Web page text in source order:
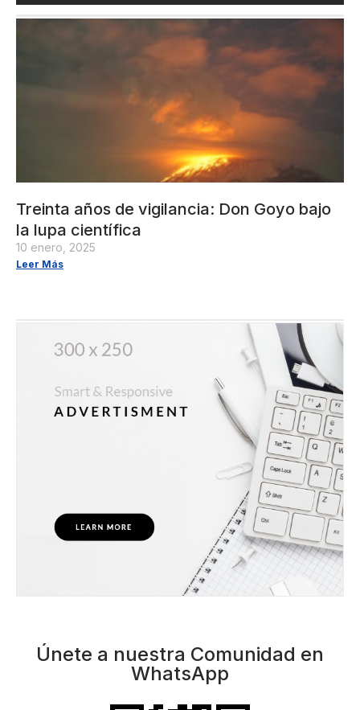
Treinta años de vigilancia: Don Goyo bajo
la lupa científica
10 enero, 2025
Leer Más
Únete a nuestra Comunidad en
WhatsApp